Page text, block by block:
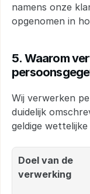
namens onze
opgenomen in
5. Waarom
Wij verwerken
duidelijk
geldige
Doel van de
verwerking